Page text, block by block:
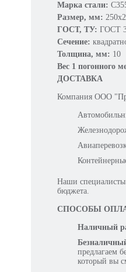
Марка стали:
Размер, мм:
ГОСТ, ТУ: ГОСТ
Сечение:
Толщина, мм: 10
Вес 1 погонного
ДОСТАВКА
Компания OOO
Наши специалисты
бюджета.
СПОСОБЫ
Наличный
предлагаем
который вы